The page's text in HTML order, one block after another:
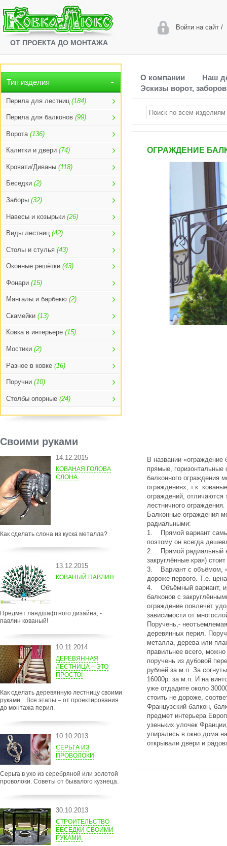
ОТ ПРОЕКТА ДО МОНТАЖА
Войти на сайт/
Тип изделия
Перила для лестниц (184)
Перила для балконов (99)
Ворота (136)
Калитки и двери (74)
Кровати/Диваны (118)
Беседки (2)
Заборы (32)
Навесы и козырьки (26)
Виды лестниц (42)
Столы и стулья (43)
Оконные решётки (43)
Фонари (15)
Мангалы и барбекю (2)
Скамейки (13)
Ковка в интерьере (15)
Мостики (2)
Разное в ковке (16)
Поручни (10)
Столбы опорные (24)
Своими руками
14.12.2015
КОВАНАЯ ГОЛОВА
СЛОНА.
Как сделать слона из куска металла?
13.12.2015
КОВАНЫЙ ПАВЛИН
Предмет ландшафтного дизайна, -
павлин кованый!
10.11.2014
ДЕРЕВЯННАЯ
ЛЕСТНИЦА – ЭТО
ПРОСТО!
Как сделать деревянную лестницу своими
руками. Все этапы – от проектирования
до монтажа перил.
10.10.2013
СЕРЬГА ИЗ
ПРОВОЛОКИ
Серьга в ухо из серебряной или золотой
проволоки. Советы от бывалого кузнеца.
30.10.2013
СТРОИТЕЛЬСТВО
БЕСЕДКИ СВОИМИ
РУКАМИ.
О компании
Наш
Эскизы ворот, заборов
ОГРАЖДЕНИЕ
В названии
прямые,
балконного ограждения
ограждениях, т.к.
ограждений,
лестничного ограждения.
Балконные ограждения
радиальными:
1. Прямой вариант
поэтому он всегда
2. Прямой радиальный
закруглённые края)
3. Вариант с объёмом,
дороже первого. Т.е.
4. Объёмный вариант,
балконов с
ограждение повлечёт
зависимости от
Поручень,-
деревянных перил.
металла, дерева или
правильнее всего,
поручень из дубовой
рублей за м.п. За
16000р. за м.п. И на
уже отдадите около
стоить не дороже,
Французский балкон,
предмет интерьера
узеньких улочек
упирались в окно дома
открывали двери и